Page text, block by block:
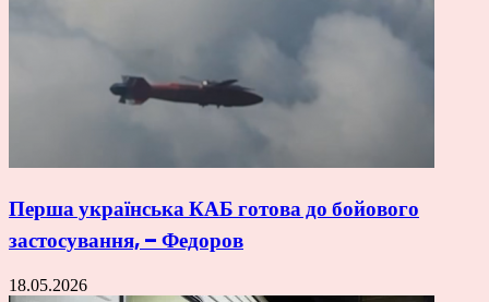
Перша українська КАБ готова до бойового
застосування, – Федоров
18.05.2026